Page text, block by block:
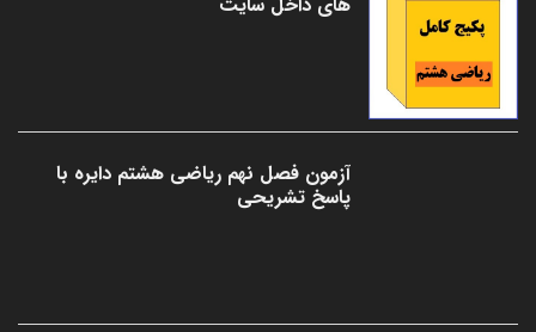
آزمون فصل نهم ریاضی هشتم دایره با
پاسخ تشریحی